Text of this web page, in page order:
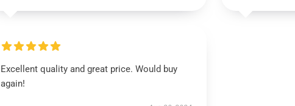
Excellent quality and great price. Would buy
again!